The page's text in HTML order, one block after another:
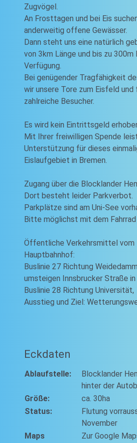
Zugvögel.
An Frosttagen und bei Eis
anderweitig offene Gewässer.
Dann steht uns eine natürlich
von 3km Länge und bis zu 300m
Verfügung.
Bei genügender Tragfähigkeit
wir unsere Tore zum Eisfeld und
zahlreiche Besucher.
Es wird kein Eintrittsgeld
Mit Ihrer freiwilligen Spende
Unterstützung für dieses
Eislaufgebiet in Bremen.
Zugang über die Blocklander
Dort besteht leider Parkverbot.
Parkplätze sind am Uni-See
Bitte möglichst mit dem Fahrrad
Öffentliche Verkehrsmittel vom
Hauptbahnhof:
Buslinie 27 Richtung
umsteigen Innsbrucker Straße in
Buslinie 28 Richtung Universität,
Ausstieg und Ziel:
Eckdaten
Ablaufstelle:
Blocklander
hinter der
Größe:
ca. 30ha
Status:
Flutung
November
Maps
Zur Google